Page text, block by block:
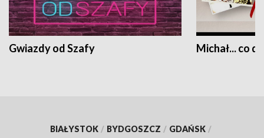
Gwiazdy od Szafy Michał... co
BIAŁYSTOK / BYDGOSZCZ / GDAŃSK /